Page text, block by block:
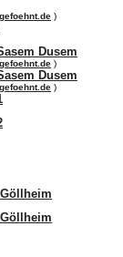
)
Dusem
)
Dusem
)